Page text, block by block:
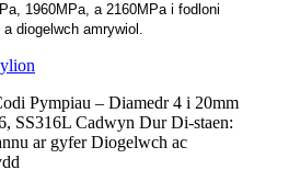
1960MPa, a 2160MPa i fodloni
diogelwch amrywiol.